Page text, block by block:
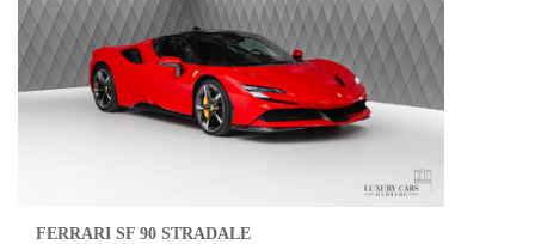
FERRARI SF 90 STRADALE